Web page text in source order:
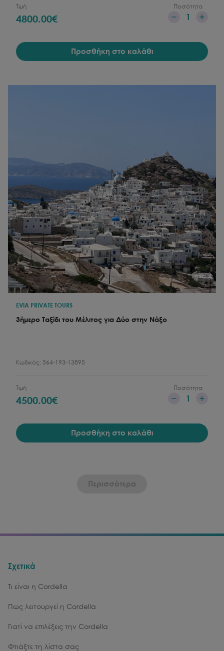
Τιμή
4800.00€
Ποσότητα
1
Προσθήκη στο καλάθι
EVIA PRIVATE TOURS
3ήμερο Ταξίδι του Μέλιτος για Δύο στην Νάξο
Κωδικός: 564-193-13895
Τιμή
4500.00€
Ποσότητα
1
Προσθήκη στο καλάθι
Περισσότερα
Σχετικά
Τι είναι η Cordella
Πως λειτουργεί η Cordella
Γιατί να επιλέξεις την Cordella
Φτιάξτε τη λίστα σας